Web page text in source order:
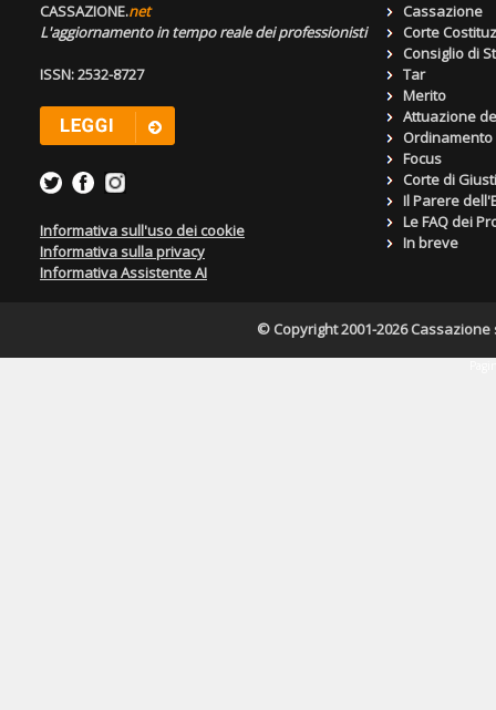
CASSAZIONE.net
L'aggiornamento in tempo reale dei professionisti
ISSN: 2532-8727
Informativa sull'uso dei cookie
Informativa sulla privacy
Informativa Assistente AI
Cassazione
Corte
Consiglio di
Tar
Merito
Attuazione
Focus
Corte di
Il Parere
Le FAQ dei
In breve
© Copyright 2001-2026 Cassazione